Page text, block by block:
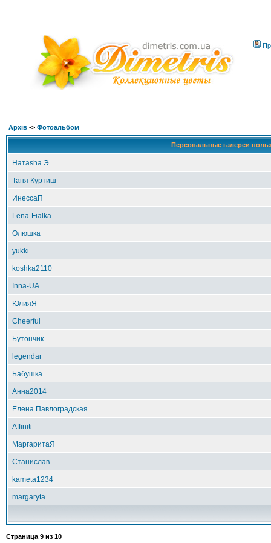
Архів -> Фотоальбом
Персональные галереи
Натаshа Э
Таня Куртиш
ИнессаП
Lena-Fialka
Олюшка
yukki
koshka2110
Inna-UA
ЮлияЯ
Cheerful
Бутончик
legendar
Бабушка
Анна2014
Елена Павлоградская
Affiniti
МаргаритаЯ
Станислав
kameta1234
margaryta
Страница 9 из 10